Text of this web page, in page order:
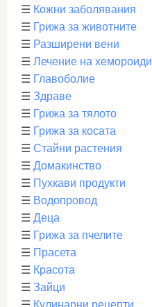
☰ Кожни заболявания
☰ Грижа за животните
☰ Разширени вени
☰ Лечение на хемороиди
☰ Главоболие
☰ Здраве
☰ Грижа за тялото
☰ Грижа за косата
☰ Стайни растения
☰ Домакинство
☰ Пухкави продукти
☰ Водопровод
☰ Деца
☰ Грижа за пчелите
☰ Прасета
☰ Красота
☰ Зайци